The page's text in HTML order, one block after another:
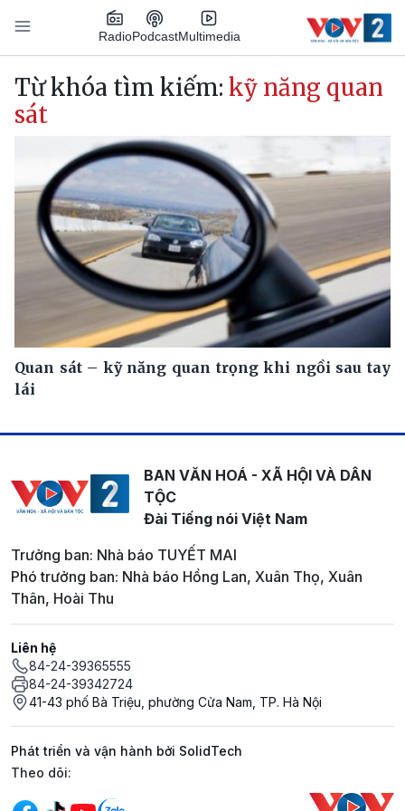
Nhảy đến nội dung
RadioPodcastMultimedia
Main navigation
Từ khóa tìm kiếm: kỹ năng quan
sát
Quan sát – kỹ năng quan trọng khi ngồi sau tay
lái
BAN VĂN HOÁ - XÃ HỘI VÀ DÂN
TỘC
Đài Tiếng nói Việt Nam
Trưởng ban: Nhà báo TUYẾT MAI
Phó trưởng ban: Nhà báo Hồng Lan, Xuân Thọ, Xuân
Thân, Hoài Thu
Liên hệ
84-24-39365555
84-24-39342724
41-43 phố Bà Triệu, phường Cửa Nam, TP. Hà Nội
Phát triển và vận hành bởi SolidTech
Mạng xã hội
Theo dõi: